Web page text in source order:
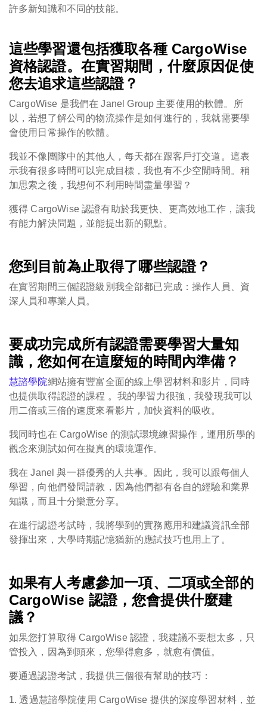
許多新知識和不同的技能。
這些學習還包括獲取各種 CargoWise
資格認證。在實習期間，什麼原因促使
您去追求這些認證？
CargoWise 是我們在 Janel Group 主要使用的軟體。所
以，若想了解公司的物流操作是如何進行的，我就需要學
會使用日常操作的軟體。
我並不像團隊中的其他人，每天都在跟客戶打交道。這表
示我有很多時間可以完成目標，我也有不少空閒時間。稍
加思索之後，我想何不利用時間盡量學習？
獲得 CargoWise 認證有助於我更快、更高效地工作，讓我
有能力解決問題，並能提出新的觀點。
您到目前為止取得了哪些認證？
在實習期間三個認證級別我全部都已完成：操作人員、資
深人員和專業人員。
要成功完成所有認證需要學習大量知
識，您如何在這麼短的時間內準備？
慧諮學院網站擁有豐富全面的線上學習材料和影片，同時
也提供取得認證的課程 。我的學習力很強，我發現我可以
用二倍或三倍的速度來看影片，加快資料的吸收。
我同時也在 CargoWise 的測試環境練習操作，運用所學的
觀念來測試如何在擬真的環境運作。
我在 Janel 與一群優秀的人共事。因此，我可以跟每個人
學習，向他們發問請教，因為他們都有各自的經驗和業界
知識，而且十分樂意分享。
在進行認證考試時，我將學到的實務應用和建議資訊全部
發揮出來，大學時期記憶猶新的應試技巧也用上了。
如果有人考慮參加一項、二項或全部的
CargoWise 認證，您會提供什麼建
議？
如果您打算取得 CargoWise 認證，我建議不要想太多，只
管投入，因為到頭來，您學得愈多，就愈有價值。
要通過認證考試，我提供三個很有幫助的技巧：
1. 透過慧諮學院使用 CargoWise 提供的深度學習材料，並